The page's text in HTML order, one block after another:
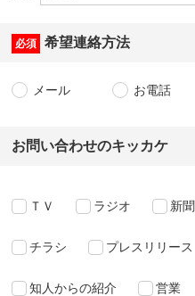
必須 希望連絡方法
メール お電話
お問い合わせのキッカケ
ＴＶ ラジオ 新聞
チラシ プレスリリース
知人からの紹介 営業